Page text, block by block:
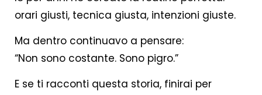
orari giusti, tecnica giusta, intenzioni giuste.
Ma dentro continuavo a pensare:
“Non sono costante. Sono pigro.”
E se ti racconti questa storia, finirai per